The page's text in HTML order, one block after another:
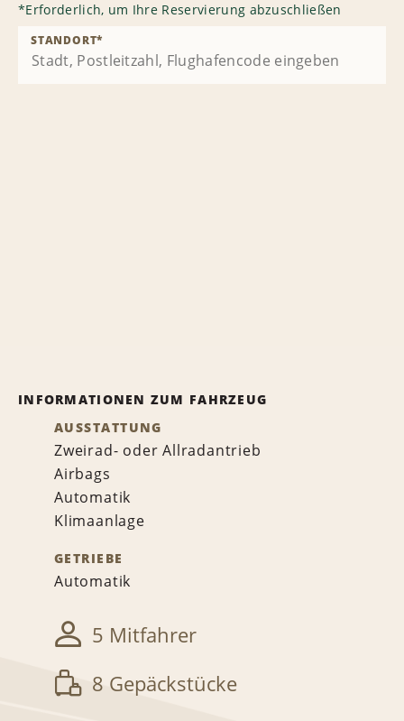
*Erforderlich, um Ihre Reservierung abzuschließen
STANDORT*
INFORMATIONEN ZUM FAHRZEUG
AUSSTATTUNG
Zweirad- oder Allradantrieb
Airbags
Automatik
Klimaanlage
GETRIEBE
Automatik
5 Mitfahrer
8 Gepäckstücke